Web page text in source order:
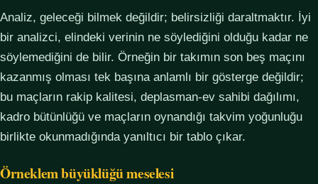
Analiz, geleceği bilmek değildir; belirsizliği daraltmaktır. İyi
bir analizci, elindeki verinin ne söylediğini olduğu kadar ne
söylemediğini de bilir. Örneğin bir takımın son beş maçını
kazanmış olması tek başına anlamlı bir gösterge değildir;
bu maçların rakip kalitesi, deplasman-ev sahibi dağılımı,
kadro bütünlüğü ve maçların oynandığı takvim yoğunluğu
birlikte okunmadığında yanıltıcı bir tablo çıkar.
Örneklem büyüklüğü meselesi